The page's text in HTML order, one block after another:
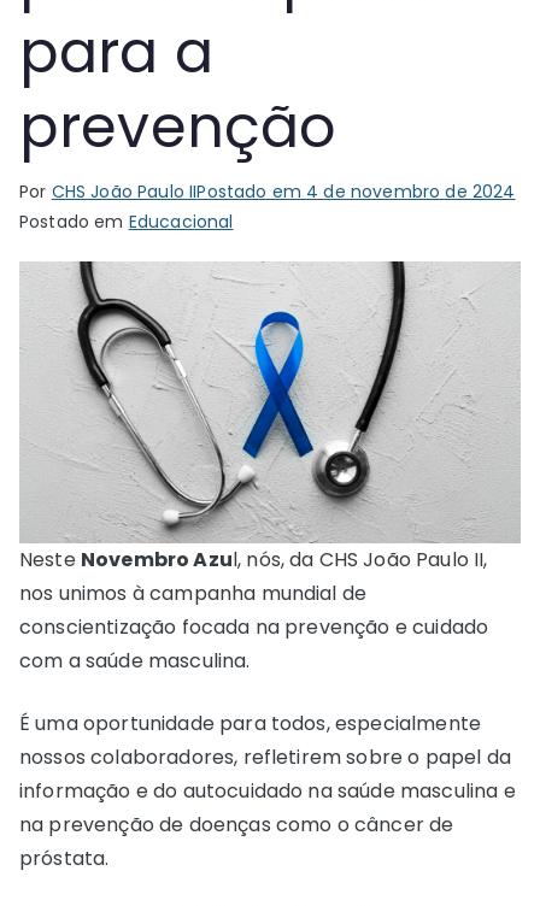
para a
prevenção
Por CHS João Paulo IIPostado em 4 de novembro de 2024
Postado em Educacional
Neste Novembro Azul, nós, da CHS João Paulo II,
nos unimos à campanha mundial de
conscientização focada na prevenção e cuidado
com a saúde masculina.
É uma oportunidade para todos, especialmente
nossos colaboradores, refletirem sobre o papel da
informação e do autocuidado na saúde masculina e
na prevenção de doenças como o câncer de
próstata.